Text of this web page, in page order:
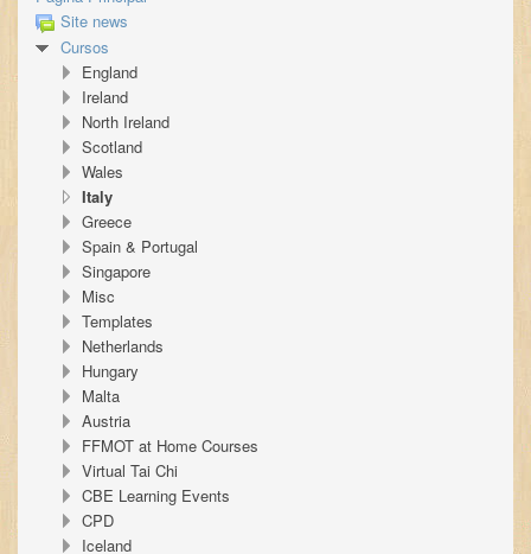
Site news
Cursos
England
Ireland
North Ireland
Scotland
Wales
Italy
Greece
Spain & Portugal
Singapore
Misc
Templates
Netherlands
Hungary
Malta
Austria
FFMOT at Home Courses
Virtual Tai Chi
CBE Learning Events
CPD
Iceland